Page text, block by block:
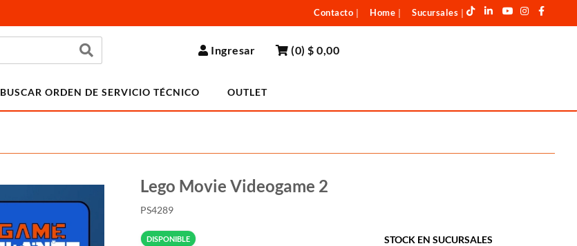
Contacto Home Sucursales
Ingresar (0)$ 0,00
BUSCAR ORDEN DE SERVICIO TÉCNICO OUTLET
Lego Movie Videogame 2
PS4289
DISPONIBLE
STOCK EN SUCURSALES